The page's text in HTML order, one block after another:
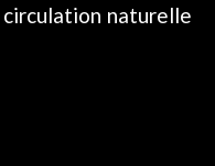
naturelle